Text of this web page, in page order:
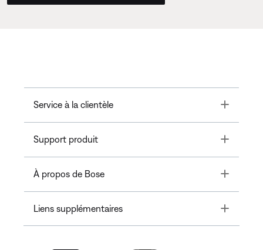
Service à la clientèle Toggle
Support produit Toggle
À propos de Bose Toggle
Liens supplémentaires Toggle